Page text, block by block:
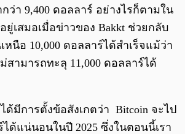
ว่า 9,400 ดอลลาร์ อย่างไรก็ตามใน
ยู่เสมอเมื่อข่าวของ Bakkt ช่วยกลับ
นือ 10,000 ดอลลาร์ได้สำเร็จแม้ว่า
สามารถทะลุ 11,000 ดอลลาร์ได้
ด้มีการตั้งข้อสังเกตว่า Bitcoin จะไป
ได้แน่นอนในปี 2025 ซึ่งในตอนนี้เรา